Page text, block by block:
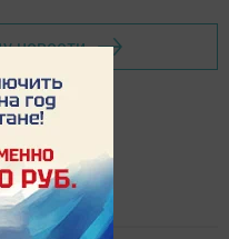
новости